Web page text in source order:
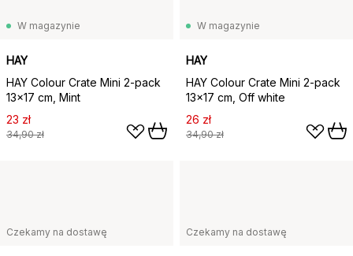
W magazynie
HAY
HAY Colour Crate Mini 2-pack
13x17 cm, Mint
23 zł
34,90 zł
W magazynie
HAY
HAY Colour Crate Mini 2-pack
13x17 cm, Off white
26 zł
34,90 zł
Czekamy na dostawę Czekamy na dostawę